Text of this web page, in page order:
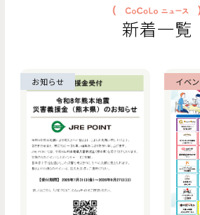
新着一覧
お知らせ イベ